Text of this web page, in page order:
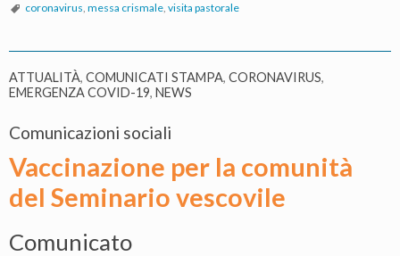
coronavirus, messa crismale, visita pastorale
ATTUALITÀ, COMUNICATI STAMPA, CORONAVIRUS,
EMERGENZA COVID-19, NEWS
Comunicazioni sociali
Vaccinazione per la comunità
del Seminario vescovile
Comunicato